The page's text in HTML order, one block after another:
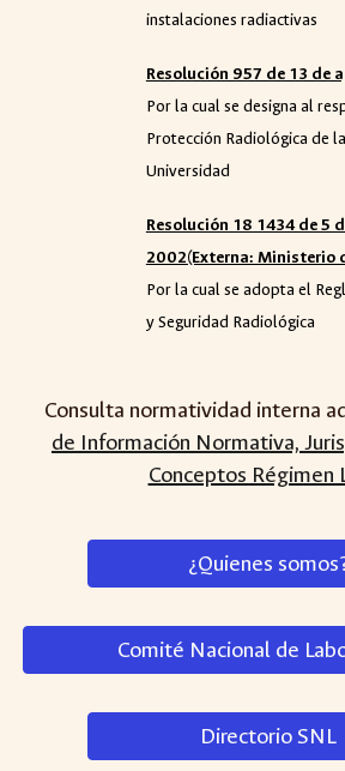
instalaciones radiactivas
Resolución 957 de 13 de
Por la cual se designa al
Protección Radiológica de
Universidad
Resolución 18 1434 de 5
2002(Externa: Ministerio
Por la cual se adopta el
y Seguridad Radiológica
Consulta normatividad interna
de Información Normativa,
Conceptos Régimen
¿Quienes
Comité Nacional de
Directorio SNL